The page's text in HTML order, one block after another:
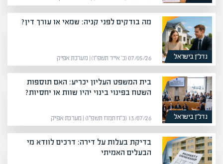
נדל”ן בישראל
מה בודקים לפני קניה: שמאי או עורך דין?
07/05/26 (כ׳ אייר תשפ״ו) | מערכת אפיק
נדל”ן בישראל
בית המשפט העליון יכריע: האם תוספות
השטח בפינוי בינוי יהיו שוות או יחסיות?
13/07/26 (כ״ח תמוז תשפ״ו) | מערכת אפיק
בדיקת בעלות על דירה: דרכים לוודא מי
הבעלים האמיתי